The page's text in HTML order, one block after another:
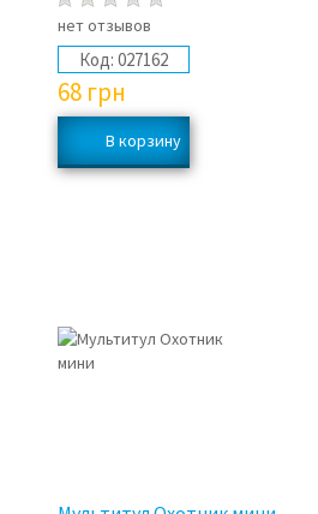
нет отзывов
Код: 027162
68 грн